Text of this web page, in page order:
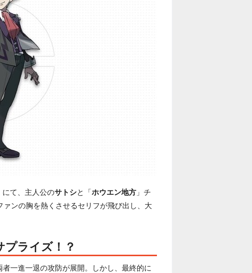
にて、主人公のサトシと「ホウエン地方 」チ
ンの胸を熱くさせるセリフが飛び出し、大
ライズ！？
者一進一退の攻防が展開。しかし、最終的に